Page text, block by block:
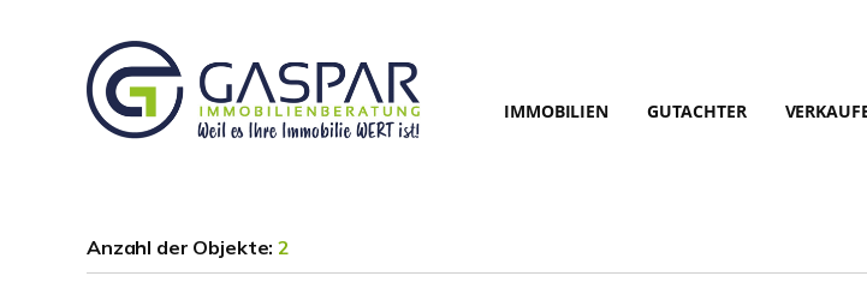
IMMOBILIEN GUTACHTER
Anzahl der Objekte:2